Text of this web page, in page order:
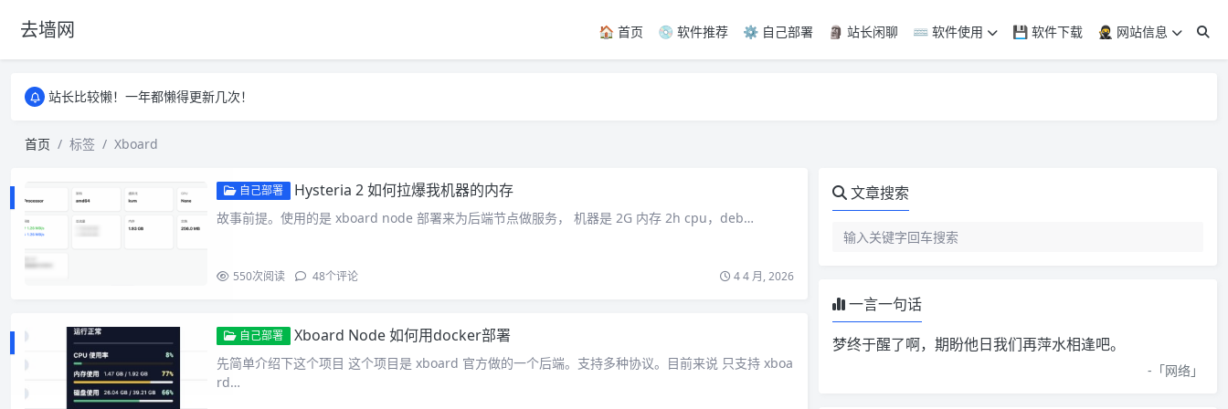
去墙网 🏠 首页 💿 软件推荐 ⚙️ 自己部署 🗿 站长闲聊 ⌨️ 软件使用 💾 软件下载
🥷 网站信息
站长比较懒！一年都懒得更新几次！
站长比较懒！一年都懒得更新几次！
首页 标签 Xboard
自己部署 Hysteria 2 如何拉爆我机器的内存
故事前提。使用的是 xboard node 部署来为后端节点做服务， 机器是 2G 内存 2h cpu，deb…
550次阅读 48个评论 4 4 月, 2026
自己部署 Xboard Node 如何用docker部署
先简单介绍下这个项目 这个项目是 xboard 官方做的一个后端。支持多种协议。目前来说 只支持 xboa
rd…
文章搜索
一言一句话
梦终于醒了啊，期盼他日我们再萍水相逢吧。
-「网络 」